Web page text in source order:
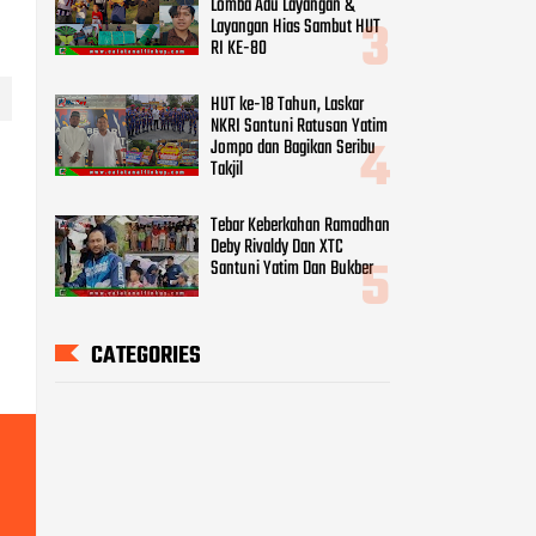
NKRI Santuni Ratusan Yatim
Jompo dan Bagikan Seribu
Tebar Keberkahan Ramadhan
Deby Rivaldy Dan XTC
Santuni Yatim Dan Bukber
CATEGORIES